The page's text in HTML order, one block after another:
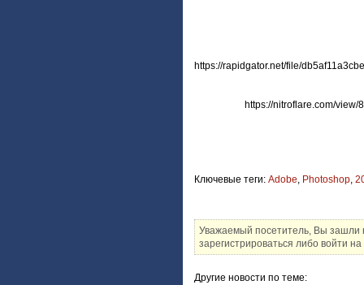
https://rapidgator.net/file/
https://nitroflare.com/
Ключевые теги: Adobe, Photoshop,
Уважаемый посетитель, Вы зашли
зарегистрироваться либо войти
Другие новости по теме: